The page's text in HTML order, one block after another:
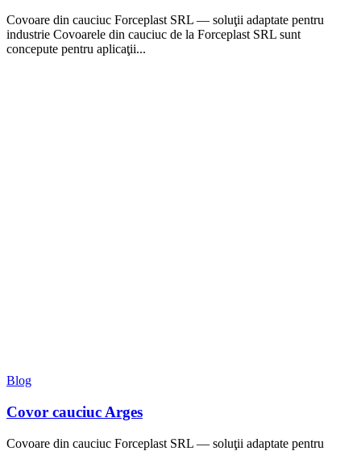
Covoare din cauciuc Forceplast SRL — soluţii adaptate pentru
industrie Covoarele din cauciuc de la Forceplast SRL sunt
concepute pentru aplicaţii...
Blog
Covor cauciuc Arges
Covoare din cauciuc Forceplast SRL — soluţii adaptate pentru